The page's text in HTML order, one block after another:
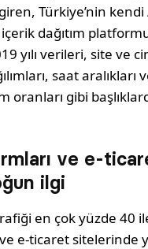
Türkiye’nin kendi
dağıtım
yılı verileri, site ve
saat aralıkları
oranları gibi
ve e-
ilgi
en çok yüzde 40
e-ticaret sitelerinde